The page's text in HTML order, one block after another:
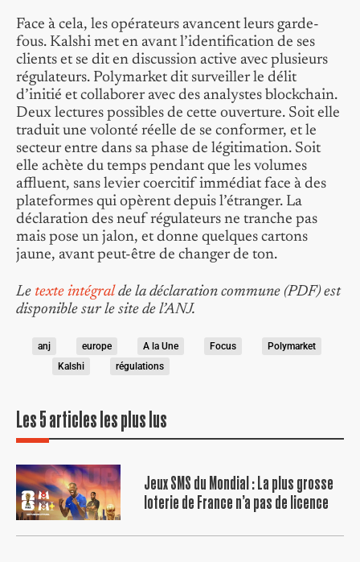
Face à cela, les opérateurs avancent leurs garde-
fous. Kalshi met en avant l’identification de ses
clients et se dit en discussion active avec plusieurs
régulateurs. Polymarket dit surveiller le délit
d’initié et collaborer avec des analystes blockchain.
Deux lectures possibles de cette ouverture. Soit elle
traduit une volonté réelle de se conformer, et le
secteur entre dans sa phase de légitimation. Soit
elle achète du temps pendant que les volumes
affluent, sans levier coercitif immédiat face à des
plateformes qui opèrent depuis l’étranger. La
déclaration des neuf régulateurs ne tranche pas
mais pose un jalon, et donne quelques cartons
jaune, avant peut-être de changer de ton.
Le texte intégral de la déclaration commune (PDF) est
disponible sur le site de l’ANJ.
anj europe A la Une Focus
Polymarket
Kalshi
régulations
Les 5 articles les plus lus
Jeux SMS du Mondial : La plus grosse
loterie de France n’a pas de licence